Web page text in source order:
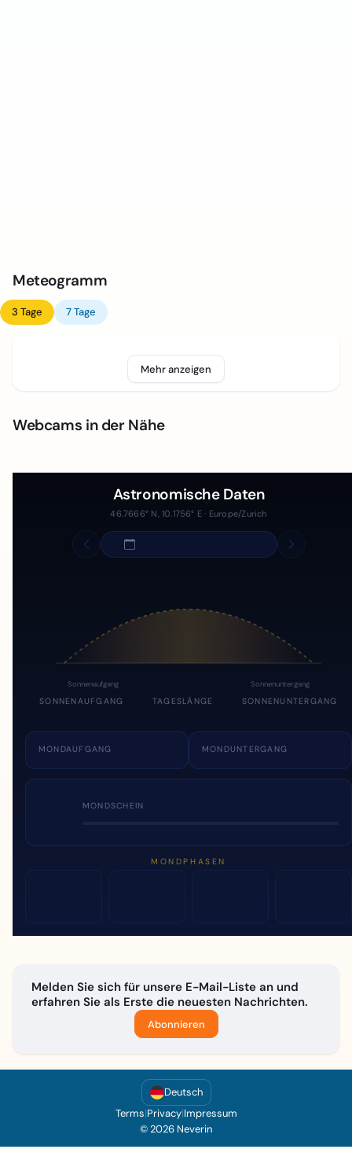
Meteogramm
3 Tage 7 Tage
Mehr anzeigen
Webcams in der Nähe
Astronomische Daten
46.7666° N, 10.1756° E · Europe/Zurich
Sonnenaufgang Sonnenuntergang
SONNENAUFGANG TAGESLÄNGE SONNENUNTERGANG
MONDAUFGANG MONDUNTERGANG
MONDSCHEIN
MONDPHASEN
Melden Sie sich für unsere E-Mail-Liste an und
erfahren Sie als Erste die neuesten Nachrichten.
Abonnieren
Deutsch
Terms|Privacy|Impressum
© 2026 Neverin